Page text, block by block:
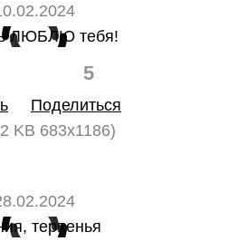
5
Поделиться
KB 683x1186)